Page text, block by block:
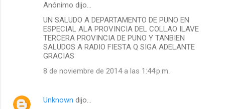
Anónimo dijo…
UN SALUDO A DEPARTAMENTO DE PUNO EN
ESPECIAL ALA PROVINCIA DEL COLLAO ILAVE
TERCERA PROVINCIA DE PUNO Y TANBIEN
SALUDOS A RADIO FIESTA Q SIGA ADELANTE
GRACIAS
8 de noviembre de 2014 a las 1:44 p.m.
Unknown dijo…